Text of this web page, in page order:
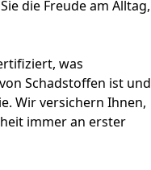
die Freude am Alltag,
was
Schadstoffen ist und
Wir versichern Ihnen,
immer an erster